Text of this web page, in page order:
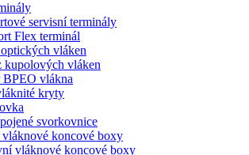
servisní terminály
Flex terminál
vláken
kupolových vláken
BPEO vlákna
kryty
svorkovnice
koncové boxy
vláknové koncové boxy